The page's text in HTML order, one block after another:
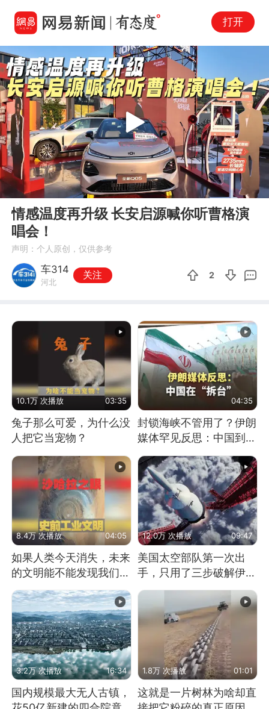
打开
01:24
Play
情感温度再升级 长安启源喊你听曹格演
唱会！
声明：个人原创，仅供参考
车314
河北
关注 2
10.1万 次播放 03:35
兔子那么可爱，为什么没
人把它当宠物？
04:35
封锁海峡不管用了？伊朗
媒体罕见反思：中国到底
8.4万 次播放 04:05
如果人类今天消失，未来
的文明能不能发现我们存
在过？
12.0万 次播放 09:47
美国太空部队第一次出
手，只用了三步破解伊朗
防空
3.2万 次播放 16:34
国内规模最大无人古镇，
1.8万 次播放 01:01
这就是一片树林为啥却直